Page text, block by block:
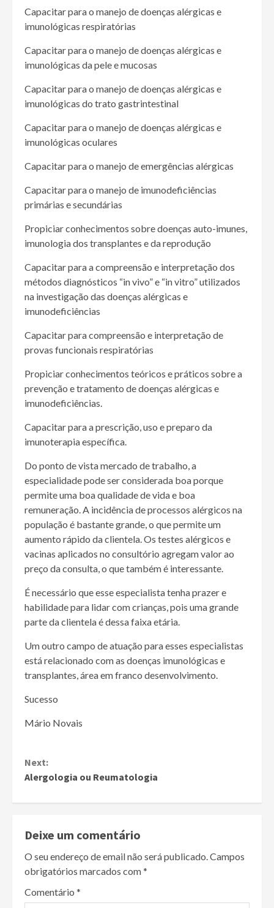
Capacitar para o manejo de doenças alérgicas e
imunológicas respiratórias
Capacitar para o manejo de doenças alérgicas e
imunológicas da pele e mucosas
Capacitar para o manejo de doenças alérgicas e
imunológicas do trato gastrintestinal
Capacitar para o manejo de doenças alérgicas e
imunológicas oculares
Capacitar para o manejo de emergências alérgicas
Capacitar para o manejo de imunodeficiências
primárias e secundárias
Propiciar conhecimentos sobre doenças auto-imunes,
imunologia dos transplantes e da reprodução
Capacitar para a compreensão e interpretação dos
métodos diagnósticos “in vivo” e “in vitro” utilizados
na investigação das doenças alérgicas e
imunodeficiências
Capacitar para compreensão e interpretação de
provas funcionais respiratórias
Propiciar conhecimentos teóricos e práticos sobre a
prevenção e tratamento de doenças alérgicas e
imunodeficiências.
Capacitar para a prescrição, uso e preparo da
imunoterapia específica.
Do ponto de vista mercado de trabalho, a
especialidade pode ser considerada boa porque
permite uma boa qualidade de vida e boa
remuneração. A incidência de processos alérgicos na
população é bastante grande, o que permite um
aumento rápido da clientela. Os testes alérgicos e
vacinas aplicados no consultório agregam valor ao
preço da consulta, o que também é interessante.
É necessário que esse especialista tenha prazer e
habilidade para lidar com crianças, pois uma grande
parte da clientela é dessa faixa etária.
Um outro campo de atuação para esses especialistas
está relacionado com as doenças imunológicas e
transplantes, área em franco desenvolvimento.
Sucesso
Mário Novais
Continue
Reading
Next:
Alergologia ou Reumatologia
Deixe um comentário
O seu endereço de email não será publicado.Campos
obrigatórios marcados com*
Comentário *